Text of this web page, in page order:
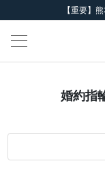
【重要】
婚約指